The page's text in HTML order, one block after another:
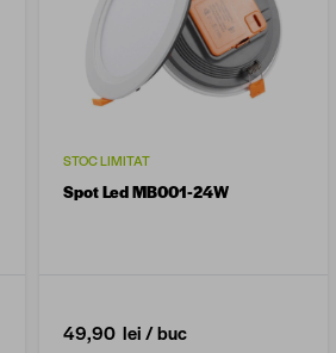
STOC LIMITAT
Spot Led MB001-24W
49,90 lei/ buc